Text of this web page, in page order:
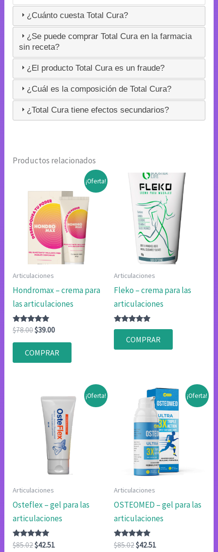
¿Cuánto cuesta Total Cura?
¿Se puede comprar Total Cura en la farmacia
sin receta?
¿El producto Total Cura es un fraude?
¿Cuál es la composición de Total Cura?
¿Total Cura tiene efectos secundarios?
Productos relacionados
¡Oferta!
Articulaciones
Hondromax – crema para
las articulaciones
Valorado
con
4.75
de 5
$78.00El
original
era:
$39.00El
actual
es:
COMPRAR
Articulaciones
Fleko – crema para las
articulaciones
Valorado
4.75
de 5
COMPRAR
¡Oferta!
Articulaciones
Osteflex – gel para las
articulaciones
Valorado
con
$85.02El
$42.51
¡Oferta!
Articulaciones
OSTEOMED – gel para las
articulaciones
Valorado
con
$85.02El
$42.51